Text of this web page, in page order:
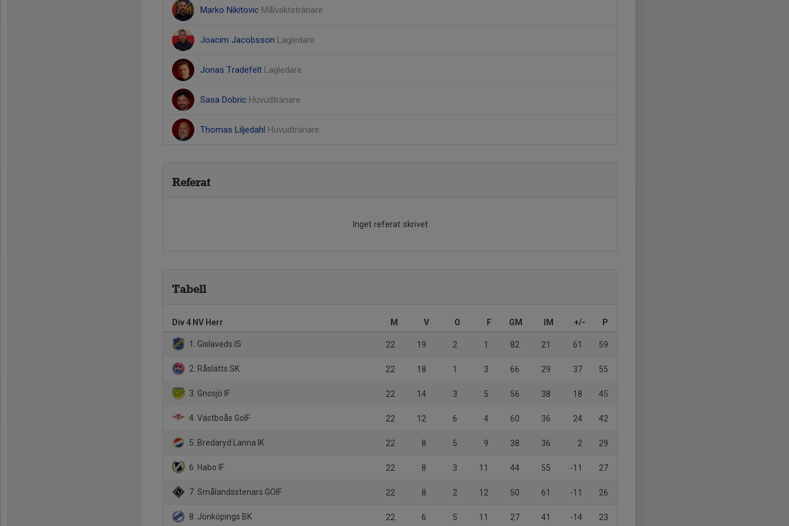
Marko Nikitovic Målvaktstränare
Joacim Jacobsson Lagledare
Jonas Tradefelt Lagledare
Sasa Dobric Huvudtränare
Thomas Liljedahl Huvudtränare
Referat
Inget referat skrivet
Tabell
Div 4 NV Herr M V O F GM IM +/- P
1. Gislaveds IS 22 19 2 1 82 21 61 59
2. Råslätts SK 22 18 1 3 66 29 37 55
3. Gnosjö IF 22 14 3 5 56 38 18 45
4. Västboås GoIF 22 12 6 4 60 36 24 42
5. Bredaryd Lanna IK 22 8 5 9 38 36 2 29
6. Habo IF 22 8 3 11 44 55 -11 27
7. Smålandsstenars GOIF 22 8 2 12 50 61 -11 26
8. Jönköpings BK 22 6 5 11 27 41 -14 23